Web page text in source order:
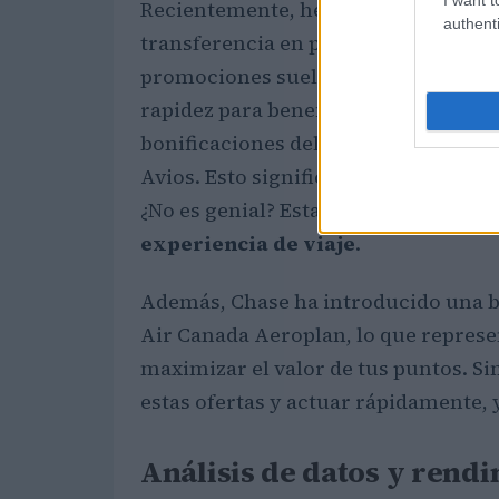
Recientemente, hemos visto un
transferencia en programas como
promociones suelen ser limitadas y
rapidez para beneficiarse. Por
bonificaciones del
para
Avios. Esto significa que, al
¿No es genial? Esta estrategia es
experiencia de viaje.
Además, Chase ha introducido una
Air Canada Aeroplan, lo que
maximizar el valor de tus puntos.
estas ofertas y actuar rápidamente,
Análisis de datos y